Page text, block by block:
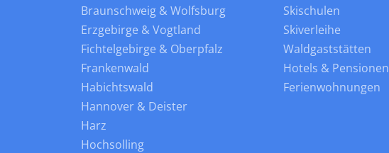
Braunschweig & Wolfsburg
Erzgebirge & Vogtland
Fichtelgebirge & Oberpfalz
Frankenwald
Habichtswald
Hannover & Deister
Harz
Hochsolling
Skischulen
Skiverleihe
Waldgaststätten
Hotels & Pensionen
Ferienwohnungen